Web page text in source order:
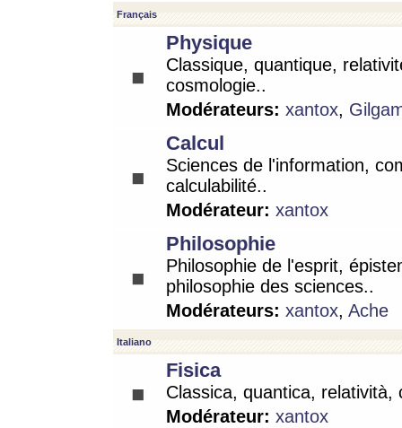
Français
Physique
Classique, quantique,
cosmologie..
Modérateurs: xantox,
Calcul
Sciences de l'information,
calculabilité..
Modérateur: xantox
Philosophie
Philosophie de l'esprit,
philosophie des sciences..
Modérateurs: xantox, Ache
Italiano
Fisica
Classica, quantica, relatività,
Modérateur: xantox